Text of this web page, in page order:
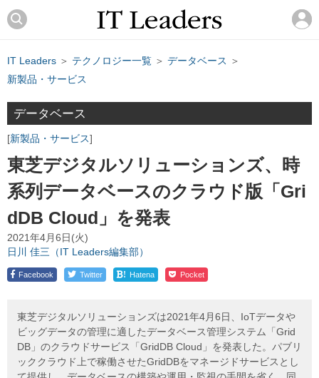
IT Leaders ＞ テクノロジー一覧 ＞ データベース ＞
新製品・サービス
データベース
新製品・サービス
東芝デジタルソリューションズ、時
系列データベースのクラウド版「Gri
dDB Cloud」を発表
2021年4月6日(火)
日川 佳三（IT Leaders編集部）
Facebook Twitter ! Hatena Pocket
東芝デジタルソリューションズは2021年4月6日、IoTデータや
ビッグデータの管理に適したデータベース管理システム「Grid
DB」のクラウドサービス「GridDB Cloud」を発表した。パブリ
ッククラウド上で稼働させたGridDBをマネージドサービスとし